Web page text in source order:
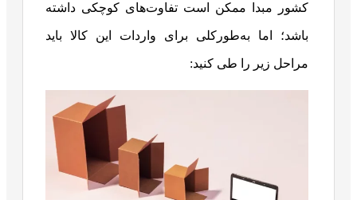
کشور مبدا ممکن است تفاوت‌های کوچکی داشته
باشد؛ اما به‌طورکلی برای واردات این کالا باید
مراحل زیر را طی کنید: